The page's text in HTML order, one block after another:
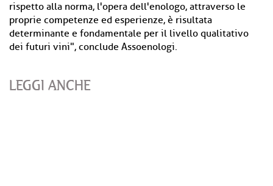
rispetto alla norma, l'opera dell'enologo, attraverso le
proprie competenze ed esperienze, è risultata
determinante e fondamentale per il livello qualitativo
dei futuri vini", conclude Assoenologi.
LEGGI ANCHE